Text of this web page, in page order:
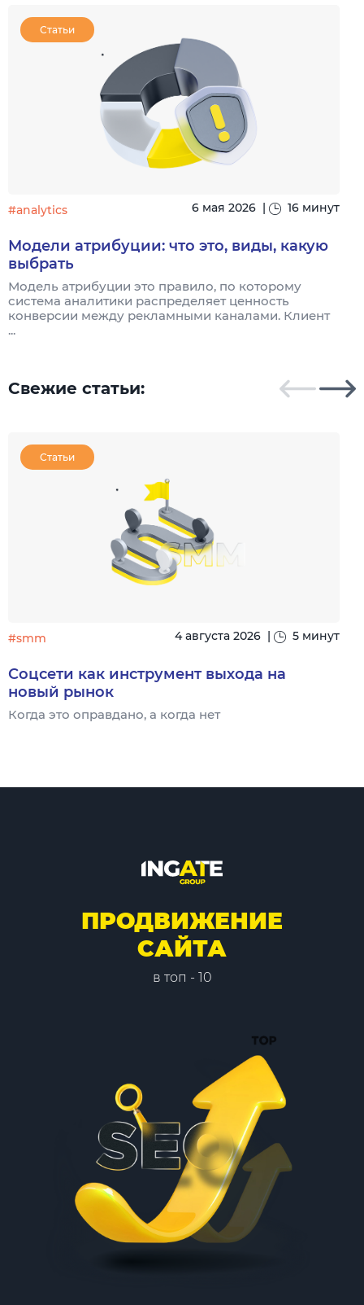
Статьи
#analytics 6 мая 2026 16 минут
Модели атрибуции: что это, виды, какую
выбрать
Модель атрибуции это правило, по которому
система аналитики распределяет ценность
конверсии между рекламными каналами. Клиент
...
Свежие статьи:
Статьи
#smm 4 августа 2026 | 5 минут
Соцсети как инструмент выхода на
новый рынок
Когда это оправдано, а когда нет
ПРОДВИЖЕНИЕ
САЙТА
в топ - 10